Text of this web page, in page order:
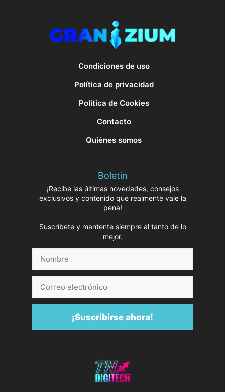
Condiciones de uso
Política de privacidad
Política de Cookies
Contacto
Quiénes somos
Boletín
¡Recibe las últimas novedades, consejos
exclusivos y contenido que realmente vale la
pena!
Suscríbete y mantente siempre al tanto de lo
mejor.
electrónico
¡Suscribirse ahora!